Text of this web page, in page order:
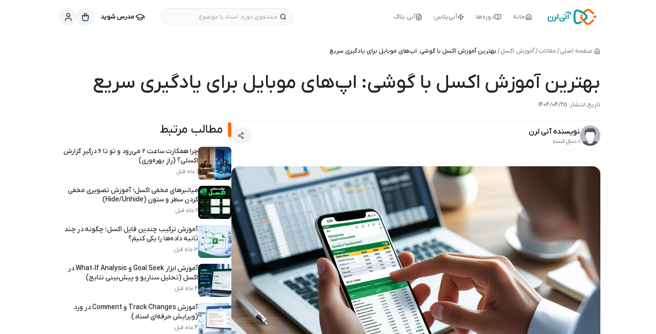
خانه دوره‌ها آنی‌پلاس آنی بلاگ جستجوی دوره، استاد یا موضوع... مدرس شوید
صفحه اصلی مقالات آموزش اکسل بهترین آموزش اکسل با گوشی: اپ‌های موبایل برای یادگیری سریع
بهترین آموزش اکسل با گوشی: اپ‌های موبایل برای یادگیری سریع
تاریخ انتشار: 1404/04/25
1404/04/25
نویسنده آنی لرن
1 دنبال کننده
مطالب مرتبط
چرا همکارت ساعت ۲ می‌رود و تو تا ۶ درگیرِ گزارش
اکسلی؟ (رازِ بهره‌وری)
1 ماه قبل
میانبرهای مخفی اکسل؛ آموزش تصویری مخفی
کردن سطر و ستون (Hide/Unhide)
2 ماه قبل
آموزش ترکیب چندین فایل اکسل؛ چگونه در چند
ثانیه داده‌ها را یکی کنیم؟
3 ماه قبل
آموزش ابزار Goal Seek و What‑If Analysis در
اکسل (تحلیل سناریو و پیش‌بینی نتایج)
4 ماه قبل
آموزش Track Changes و Comment در ورد
(ویرایش حرفه‌ای اسناد)
4 ماه قبل